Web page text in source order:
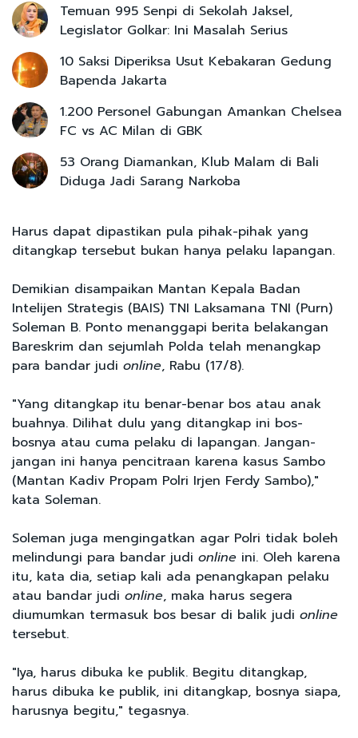
Temuan 995 Senpi di Sekolah Jaksel,
Legislator Golkar: Ini Masalah Serius
10 Saksi Diperiksa Usut Kebakaran Gedung
Bapenda Jakarta
1.200 Personel Gabungan Amankan Chelsea
FC vs AC Milan di GBK
53 Orang Diamankan, Klub Malam di Bali
Diduga Jadi Sarang Narkoba
Harus dapat dipastikan pula pihak-pihak yang
ditangkap tersebut bukan hanya pelaku lapangan.
Demikian disampaikan Mantan Kepala Badan
Intelijen Strategis (BAIS) TNI Laksamana TNI (Purn)
Soleman B. Ponto menanggapi berita belakangan
Bareskrim dan sejumlah Polda telah menangkap
para bandar judi online, Rabu (17/8).
"Yang ditangkap itu benar-benar bos atau anak
buahnya. Dilihat dulu yang ditangkap ini bos-
bosnya atau cuma pelaku di lapangan. Jangan-
jangan ini hanya pencitraan karena kasus Sambo
(Mantan Kadiv Propam Polri Irjen Ferdy Sambo),"
kata Soleman.
Soleman juga mengingatkan agar Polri tidak boleh
melindungi para bandar judi online ini. Oleh karena
itu, kata dia, setiap kali ada penangkapan pelaku
atau bandar judi online, maka harus segera
diumumkan termasuk bos besar di balik judi online
tersebut.
"Iya, harus dibuka ke publik. Begitu ditangkap,
harus dibuka ke publik, ini ditangkap, bosnya siapa,
harusnya begitu," tegasnya.